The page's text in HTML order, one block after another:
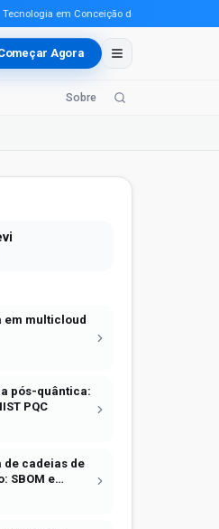
em Conceição do Araguaia (PA) em
Agora
Sobre
em multicloud
pós-quântica:
PQC
de cadeias de
SBOM e